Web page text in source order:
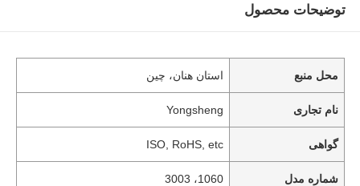
توضیحات محصول
محل منبع استان هنان، چین
نام تجاری Yongsheng
گواهی ISO, RoHS, etc
شماره مدل 1060، 3003